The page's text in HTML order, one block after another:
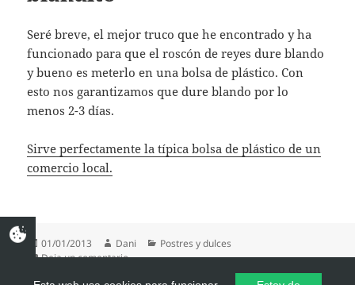
Seré breve, el mejor truco que he encontrado y ha
funcionado para que el roscón de reyes dure blando
y bueno es meterlo en una bolsa de plástico. Con
esto nos garantizamos que dure blando por lo
menos 2-3 días.
Sirve perfectamente la típica bolsa de plástico de un
comercio local.
Publicado
el
01/01/2013 Autor
Dani Categorías
Postres y dulces
Deja un comentarioen Truco para que el roscón de reyes dure más